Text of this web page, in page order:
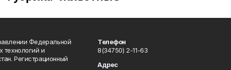
Федеральной
и
Регистрационный
Телефон
8(34750) 2-11-63
Адрес